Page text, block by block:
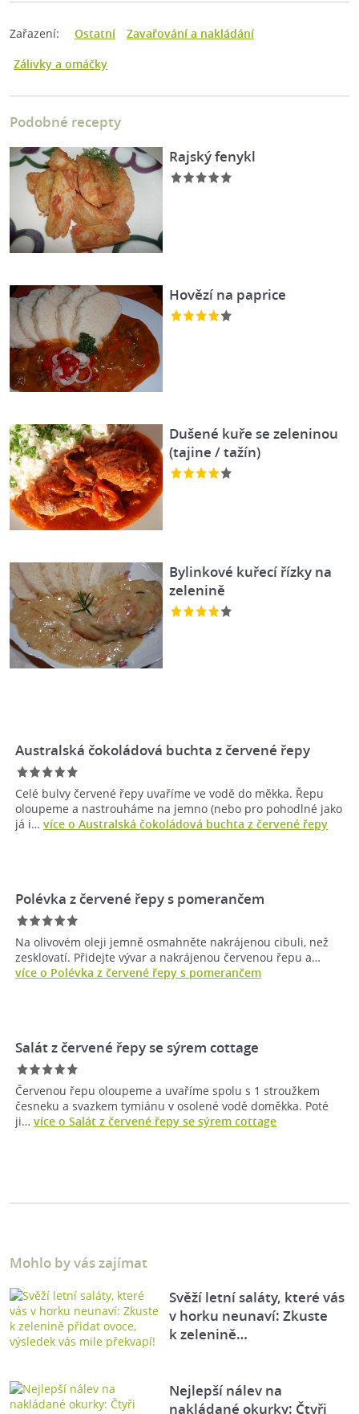
Zařazení: Ostatní
Zavařování a nakládání
Zálivky a omáčky
Podobné recepty
Rajský fenykl
Hovězí na paprice
Dušené kuře se zeleninou
(tajine / tažín)
Bylinkové kuřecí řízky na
zelenině
Australská čokoládová buchta z červené řepy
Celé bulvy červené řepy uvaříme ve vodě do měkka. Řepu
oloupeme a nastrouháme na jemno (nebo pro pohodlné jako
já i… více o Australská čokoládová buchta z červené řepy
Polévka z červené řepy s pomerančem
Na olivovém oleji jemně osmahněte nakrájenou cibuli, než
zesklovatí. Přidejte vývar a nakrájenou červenou řepu a…
více o Polévka z červené řepy s pomerančem
Salát z červené řepy se sýrem cottage
Červenou řepu oloupeme a uvaříme spolu s 1 stroužkem
česneku a svazkem tymiánu v osolené vodě doměkka. Poté
ji… více o Salát z červené řepy se sýrem cottage
Mohlo by vás zajímat
Svěží letní saláty, které vás
v horku neunaví: Zkuste
k zelenině…
Nejlepší nálev na
nakládané okurky: Čtyři